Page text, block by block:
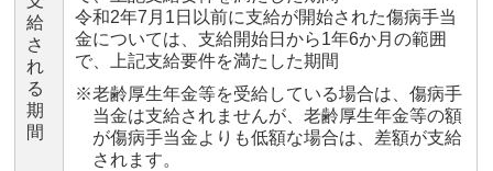
給
さ
れ
る
期
間
令和2年7月1日以前に支給が開始された傷病手当
金については、支給開始日から1年6か月の範囲
で、上記支給要件を満たした期間
※老齢厚生年金等を受給している場合は、傷病手
当金は支給されませんが、老齢厚生年金等の額
が傷病手当金よりも低額な場合は、差額が支給
されます。